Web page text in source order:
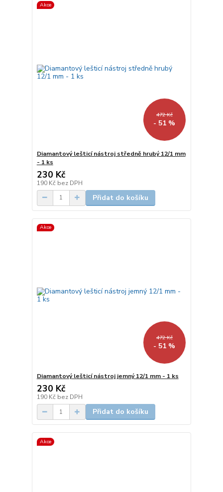
Akce
472 Kč
- 51 %
Diamantový lešticí nástroj středně hrubý 12/1 mm
- 1 ks
230 Kč
190 Kč bez DPH
Přidat do košíku
Akce
472 Kč
- 51 %
Diamantový lešticí nástroj jemný 12/1 mm - 1 ks
230 Kč
190 Kč bez DPH
Přidat do košíku
Akce